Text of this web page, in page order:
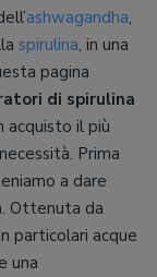
ashwagandha,
spirulina, in una
pagina
di spirulina
acquisto il più
Prima
a dare
Ottenuta da
particolari acque
una